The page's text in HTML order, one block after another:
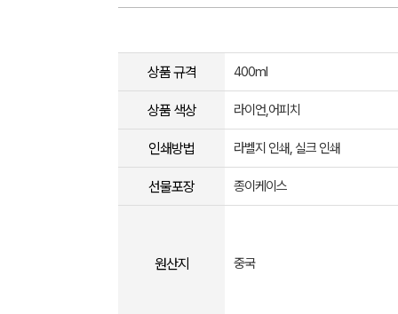
상품 규격 400ml
상품 색상 라이언,어피치
인쇄방법 라벨지 인쇄, 실크 인쇄
선물포장 종이케이스
원산지 중국